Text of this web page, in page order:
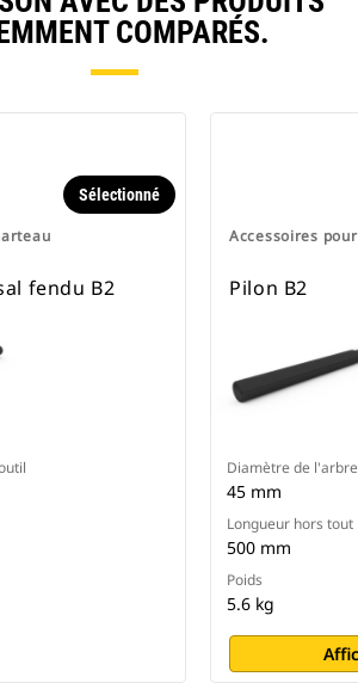
COMPARÉS.
Sélectionné
fendu B2
Accessoires
Pilon B2
Diamètre de
45 mm
Longueur hors tout
500 mm
Poids
5.6 kg